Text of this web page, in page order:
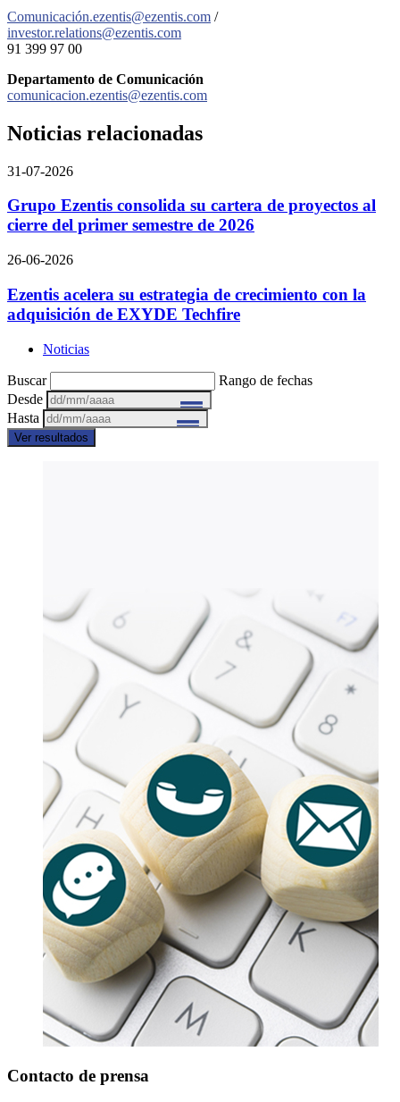
Comunicación.ezentis@ezentis.com /
investor.relations@ezentis.com
91 399 97 00
Departamento de Comunicación
comunicacion.ezentis@ezentis.com
Noticias relacionadas
31-07-2026
Grupo Ezentis consolida su cartera de proyectos al
cierre del primer semestre de 2026
26-06-2026
Ezentis acelera su estrategia de crecimiento con la
adquisición de EXYDE Techfire
Noticias
Buscar
Rango de fechas
Desde
Hasta
Contacto de prensa